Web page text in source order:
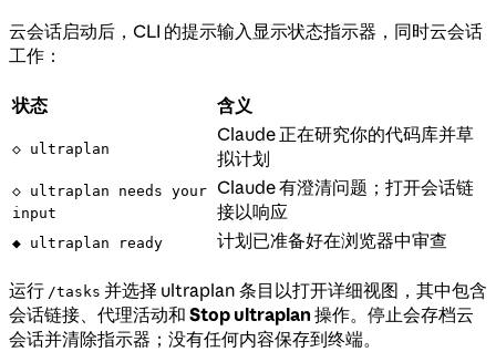
云会话启动后，CLI 的提示输入显示状态指示器，同时云会话
工作：
状态 含义
◇ ultraplan
Claude 正在研究你的代码库并草
拟计划
◇ ultraplan needs your
input
Claude 有澄清问题；打开会话链
接以响应
◆ ultraplan ready 计划已准备好在浏览器中审查
运行 /tasks 并选择 ultraplan 条目以打开详细视图，其中包含
会话链接、代理活动和 Stop ultraplan 操作。停止会存档云
会话并清除指示器；没有任何内容保存到终端。